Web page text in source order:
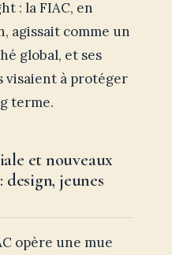
: la FIAC, en
agissait comme un
global, et ses
à protéger
terme.
et nouveaux
design, jeunes
opère une mue